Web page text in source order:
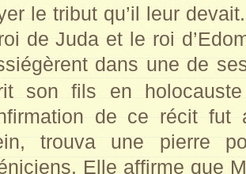
le tribut qu’il leur
de Juda et le roi
dans une de
son fils en
de ce récit fut
trouva une pierre
Elle affirme que